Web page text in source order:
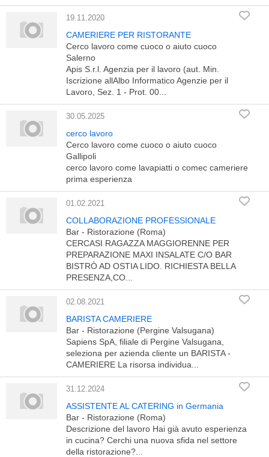
19.11.2020
CAMERIERE PER RISTORANTE
Cerco lavoro come cuoco o aiuto cuoco
Salerno
Apis S.r.l. Agenzia per il lavoro (aut. Min.
Iscrizione allAlbo Informatico Agenzie per il
Lavoro, Sez. 1 - Prot. 00...
30.05.2025
cerco lavoro
Cerco lavoro come cuoco o aiuto cuoco
Gallipoli
cerco lavoro come lavapiatti o comec cameriere
prima esperienza
01.02.2021
COLLABORAZIONE PROFESSIONALE
Bar - Ristorazione (Roma)
CERCASI RAGAZZA MAGGIORENNE PER
PREPARAZIONE MAXI INSALATE C/O BAR
BISTRÒ AD OSTIA LIDO. RICHIESTA BELLA
PRESENZA,CO...
02.08.2021
BARISTA CAMERIERE
Bar - Ristorazione (Pergine Valsugana)
Sapiens SpA, filiale di Pergine Valsugana,
seleziona per azienda cliente un BARISTA -
CAMERIERE La risorsa individua...
31.12.2024
ASSISTENTE AL CATERING in Germania
Bar - Ristorazione (Roma)
Descrizione del lavoro Hai già avuto esperienza
in cucina? Cerchi una nuova sfida nel settore
della ristorazione?...